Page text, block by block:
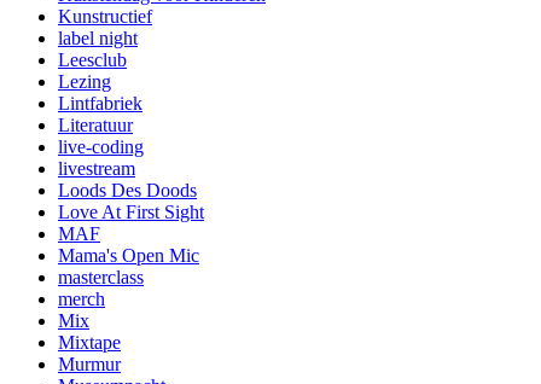
Kunstructief
label night
Leesclub
Lezing
Lintfabriek
Literatuur
live-coding
livestream
Loods Des Doods
Love At First Sight
MAF
Mama's Open Mic
masterclass
merch
Mix
Mixtape
Murmur